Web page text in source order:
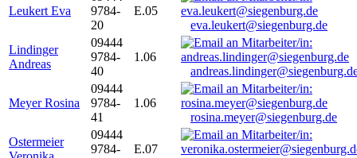
Leukert Eva
9784-
20
E.05
eva.leukert@siegenburg.de
Lindinger
Andreas
09444
9784-
40
1.06
Meyer Rosina
09444
9784-
41
1.06
rosina.meyer@siegenburg.de
Ostermeier
09444
9784-
E.07